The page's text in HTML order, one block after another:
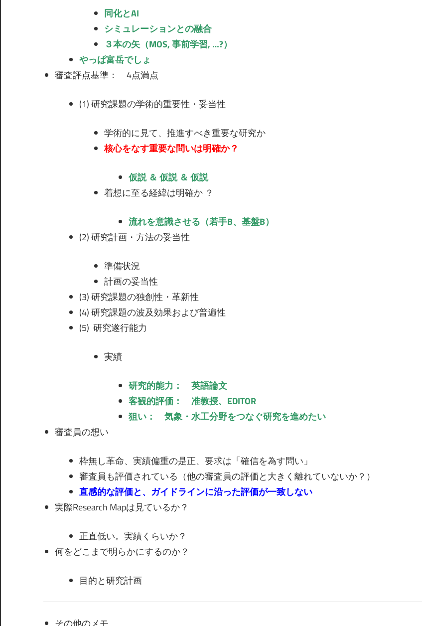
同化とAI
シミュレーションとの融合
３本の矢（MOS, 事前学習, …?）
やっぱ富岳でしょ
審査評点基準： 4点満点
(1) 研究課題の学術的重要性・妥当性
学術的に見て、推進すべき重要な研究か
核心をなす重要な問いは明確か？
仮説 ＆ 仮説 ＆ 仮説
着想に至る経緯は明確か ？
流れを意識させる（若手B、基盤B）
(2) 研究計画・方法の妥当性
準備状況
計画の妥当性
(3) 研究課題の独創性・革新性
(4) 研究課題の波及効果および普遍性
(5) 研究遂行能力
実績
研究的能力： 英語論文
客観的評価： 准教授、EDITOR
狙い： 気象・水工分野をつなぐ研究を進めたい
審査員の想い
枠無し革命、実績偏重の是正、要求は「確信を為す問い」
審査員も評価されている（他の審査員の評価と大きく離れていないか？）
直感的な評価と、ガイドラインに沿った評価が一致しない
実際Research Mapは見ているか？
正直低い。実績くらいか？
何をどこまで明らかにするのか？
目的と研究計画